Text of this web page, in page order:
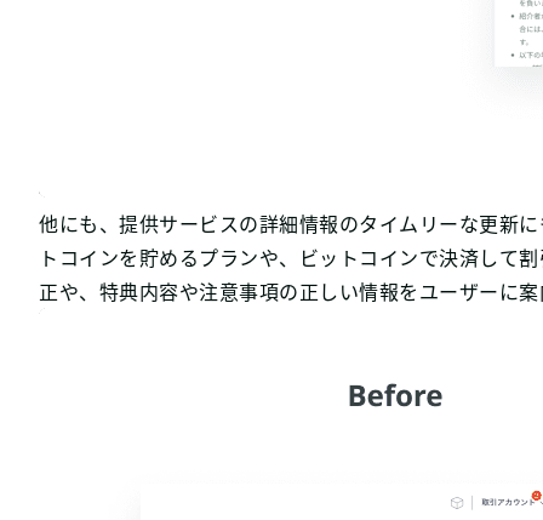
他にも、提供サービスの詳細情報のタイムリーな更新
トコインを貯めるプランや、ビットコインで決済して
正や、特典内容や注意事項の正しい情報をユーザーに